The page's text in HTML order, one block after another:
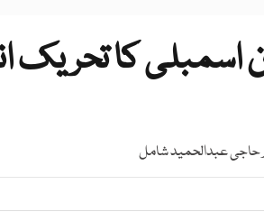
4 آزاد ارکان اسمبلی کا
حاجی عبدالحمید شامل